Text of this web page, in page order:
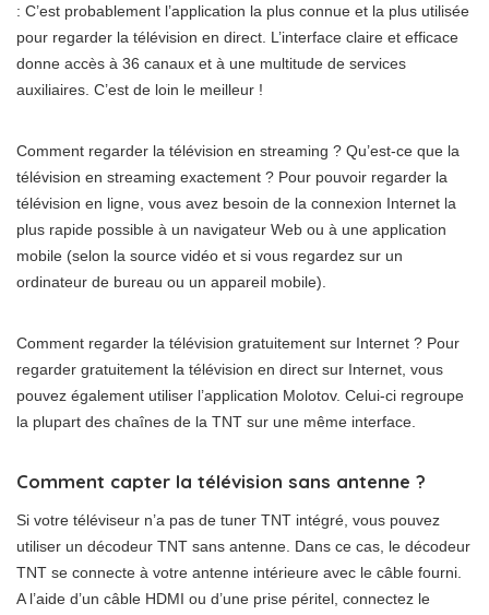
: C’est probablement l’application la plus connue et la plus utilisée
pour regarder la télévision en direct. L’interface claire et efficace
donne accès à 36 canaux et à une multitude de services
auxiliaires. C’est de loin le meilleur !
Comment regarder la télévision en streaming ? Qu’est-ce que la
télévision en streaming exactement ? Pour pouvoir regarder la
télévision en ligne, vous avez besoin de la connexion Internet la
plus rapide possible à un navigateur Web ou à une application
mobile (selon la source vidéo et si vous regardez sur un
ordinateur de bureau ou un appareil mobile).
Comment regarder la télévision gratuitement sur Internet ? Pour
regarder gratuitement la télévision en direct sur Internet, vous
pouvez également utiliser l’application Molotov. Celui-ci regroupe
la plupart des chaînes de la TNT sur une même interface.
Comment capter la télévision sans antenne ?
Si votre téléviseur n’a pas de tuner TNT intégré, vous pouvez
utiliser un décodeur TNT sans antenne. Dans ce cas, le décodeur
TNT se connecte à votre antenne intérieure avec le câble fourni.
A l’aide d’un câble HDMI ou d’une prise péritel, connectez le